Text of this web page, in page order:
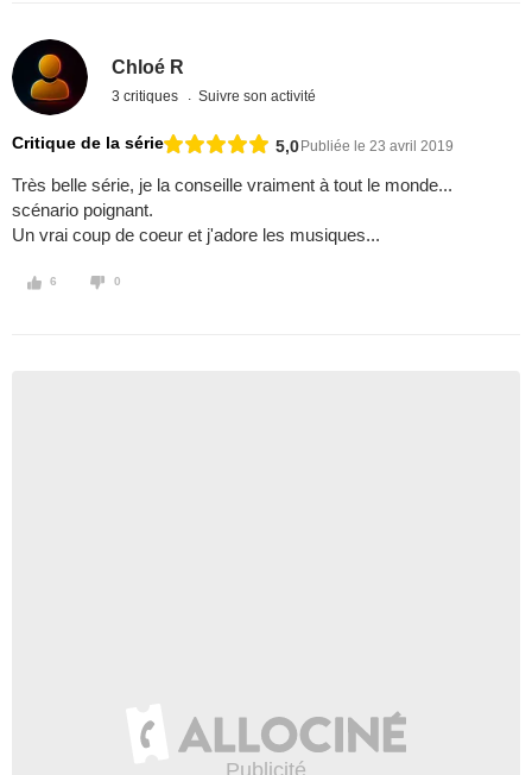
Chloé R
3 critiques Suivre son activité
Critique de la série 5,0Publiée le 23 avril 2019
Très belle série, je la conseille vraiment à tout le monde...
scénario poignant.
Un vrai coup de coeur et j'adore les musiques...
6 0